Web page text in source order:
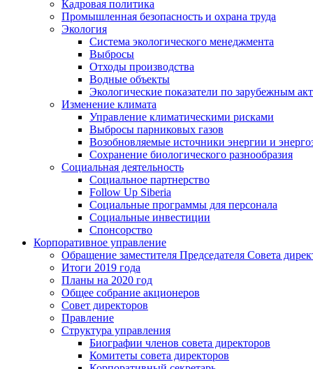
Кадровая политика
Промышленная безопасность и охрана труда
Экология
Система экологического менеджмента
Выбросы
Отходы производства
Водные объекты
Экологические показатели по зарубежным
Изменение климата
Управление климатическими рисками
Выбросы парниковых газов
Возобновляемые источники энергии и
Сохранение биологического разнообразия
Социальная деятельность
Социальное партнерство
Follow Up Siberia
Социальные программы для персонала
Социальные инвестиции
Спонсорство
Корпоративное управление
Обращение заместителя Председателя Совета
Итоги 2019 года
Планы на 2020 год
Общее собрание акционеров
Совет директоров
Правление
Структура управления
Биографии членов совета директоров
Комитеты совета директоров